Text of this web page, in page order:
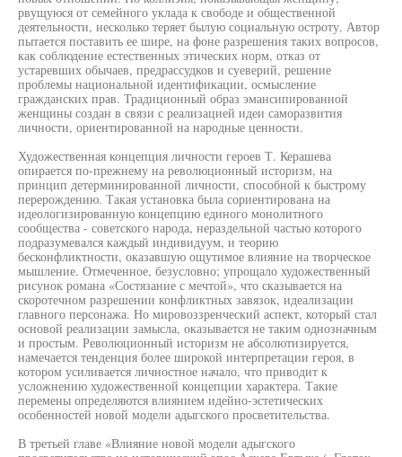
рвущуюся от семейного уклада к свободе и общественной
деятельности, несколько теряет былую социальную остроту. Автор
пытается поставить ее шире, на фоне разрешения таких вопросов,
как соблюдение естественных этических норм, отказ от
устаревших обычаев, предрассудков и суеверий, решение
проблемы национальной идентификации, осмысление
гражданских прав. Традиционный образ эмансипированной
женщины создан в связи с реализацией идеи саморазвития
личности, ориентированной на народные ценности.
Художественная концепция личности героев Т. Керашева
опирается по-прежнему на революционный историзм, на
принцип детерминированной личности, способной к быстрому
перерождению. Такая установка была сориентирована на
идеологизированную концепцию единого монолитного
сообщества - советского народа, нераздельной частью которого
подразумевался каждый индивидуум, и теорию
бесконфликтности, оказавшую ощутимое влияние на творческое
мышление. Отмеченное, безусловно; упрощало художественный
рисунок романа «Состязание с мечтой», что сказывается на
скоротечном разрешении конфликтных завязок, идеализации
главного персонажа. Но мировоззренческий аспект, который стал
основой реализации замысла, оказывается не таким однозначным
и простым. Революционный историзм не абсолютизируется,
намечается тенденция более широкой интерпретации героя, в
котором усиливается личностное начало, что приводит к
усложнению художественной концепции характера. Такие
перемены определяются влиянием идейно-эстетических
особенностей новой модели адыгского просветительства.
В третьей главе «Влияние новой модели адыгского